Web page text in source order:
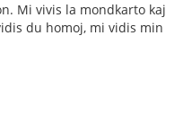
Mi vivis la mondkarto kaj
du homoj, mi vidis min